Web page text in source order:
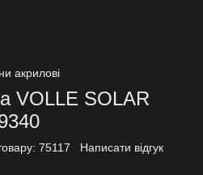
акрилові
VOLLE SOLAR
75117 Написати відгук